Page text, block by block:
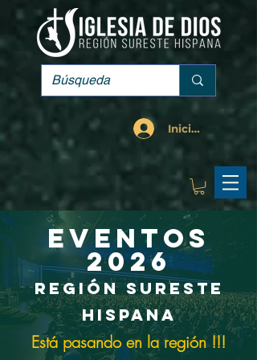
Iniciar sesión
Eventos
2026
Región Sureste
Hispana
Estápasando en la región !!!